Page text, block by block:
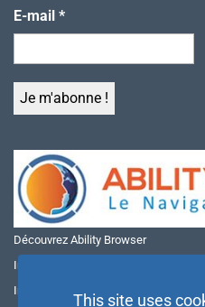
E-mail *
Découvrez Ability Browser
Installer Ability Browser sur Windows
Installer Ability Browser sur Mac
This site uses